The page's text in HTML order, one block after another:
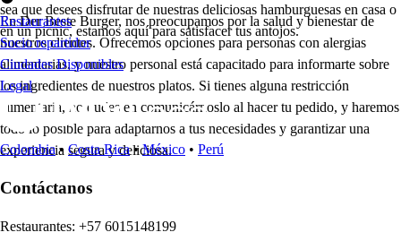
sea que desees disfrutar de nuestras deliciosas hamburguesas en casa o
en un picnic, estamos aquí para satisfacer tus antojos.
En Der Beste Burger, nos preocupamos por la salud y bienestar de
nuestros clientes. Ofrecemos opciones para personas con alergias
alimentarias, y nuestro personal está capacitado para informarte sobre
los ingredientes de nuestros platos. Si tienes alguna restricción
alimentaria, no dudes en comunicárnoslo al hacer tu pedido, y haremos
todo lo posible para adaptarnos a tus necesidades y garantizar una
experiencia segura y deliciosa.
Restaurantes
Socio repartidor
Ciudades Disponibles
Legal
Colombia• Costa Rica•México • Perú
Contáctanos
Restaurantes: +57 6015148199